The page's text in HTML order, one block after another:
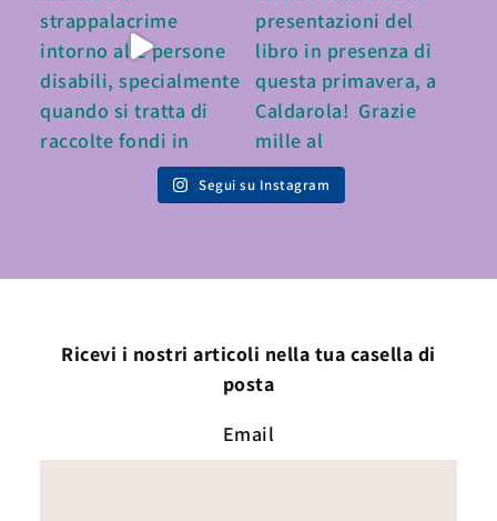
Segui su Instagram
Ricevi i nostri articoli nella tua casella di
posta
Email